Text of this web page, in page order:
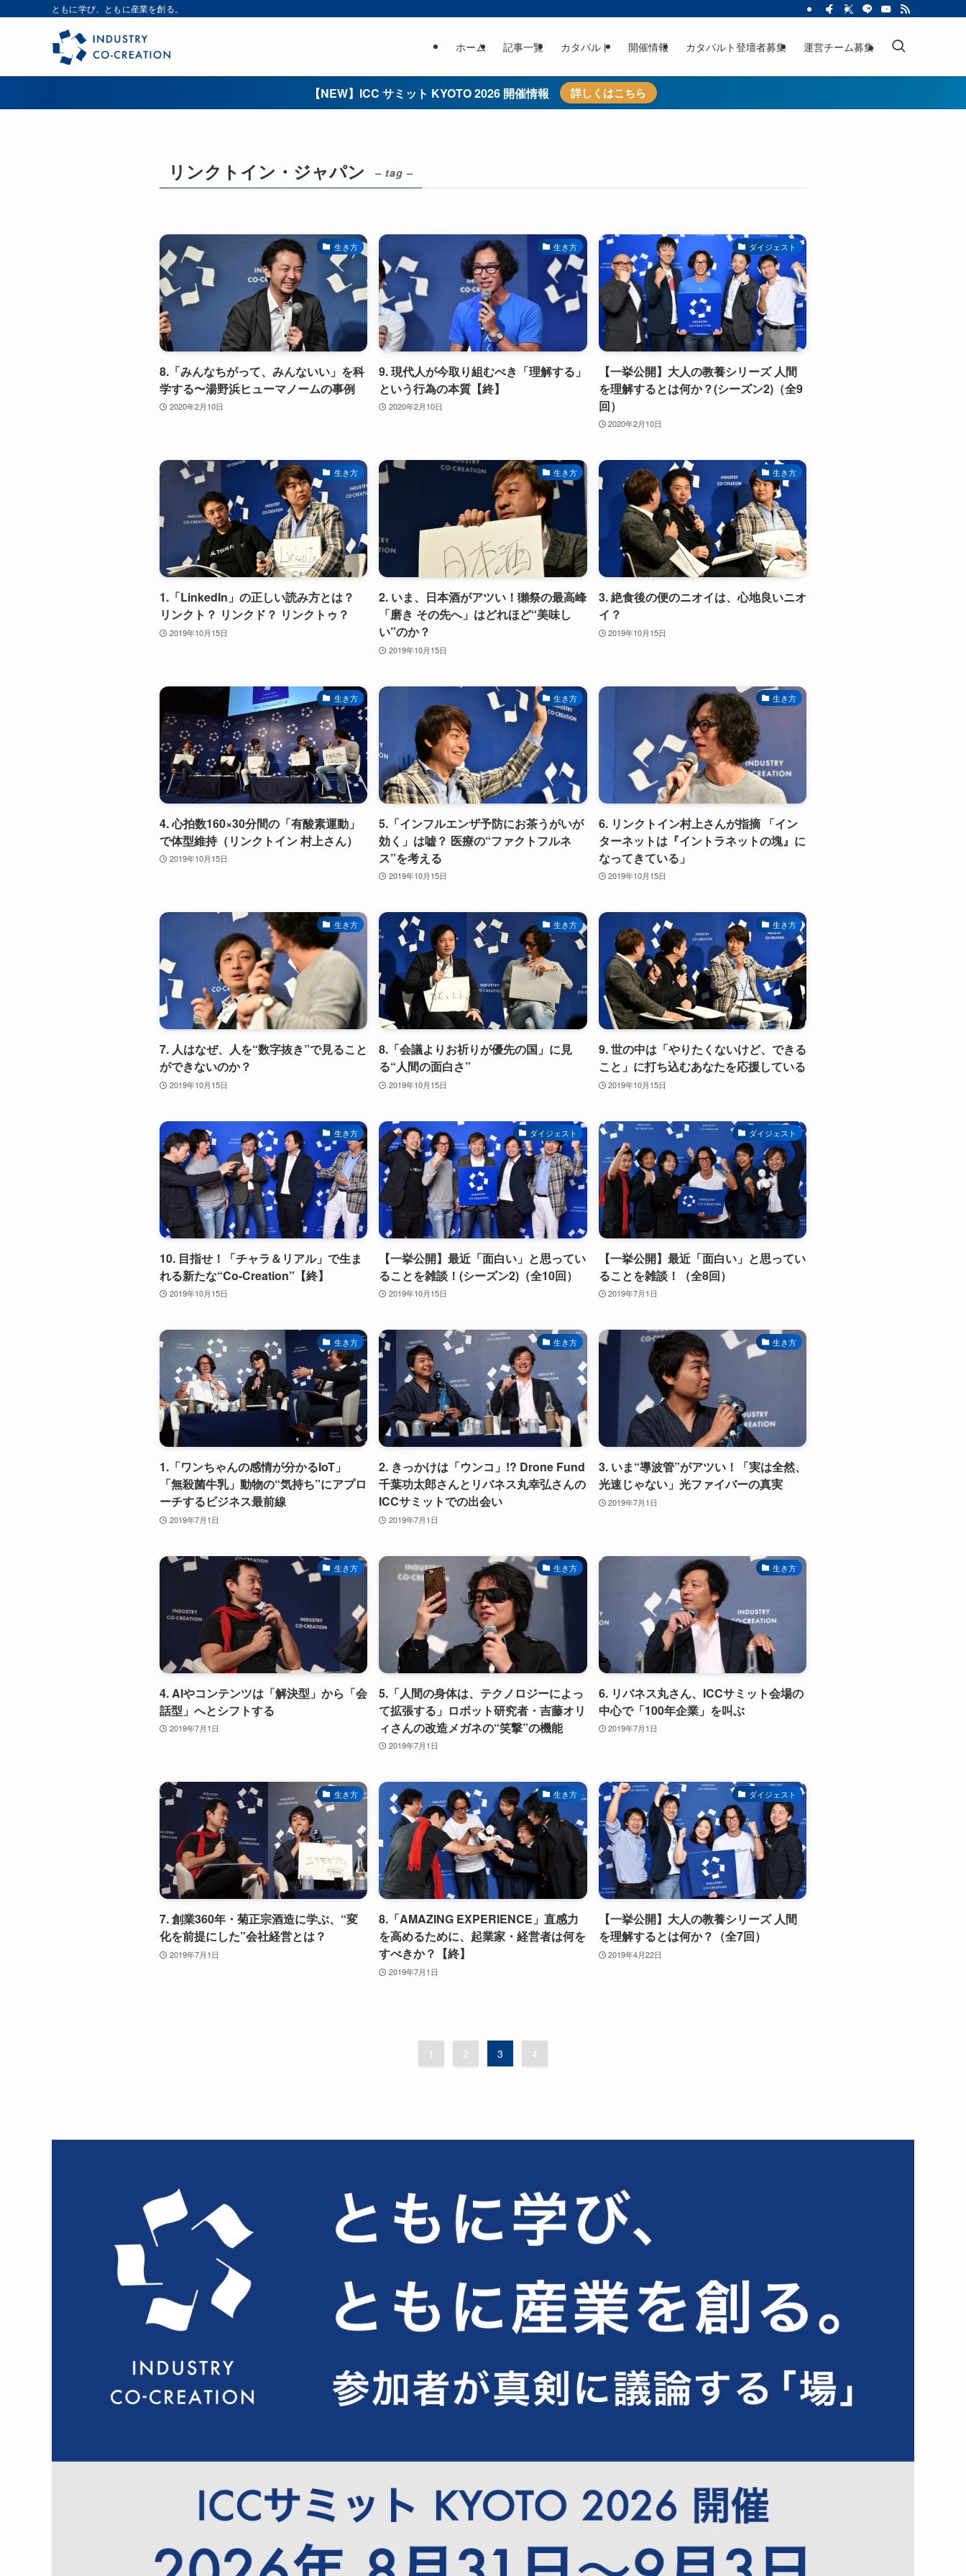
ともに学び、ともに産業を創る。
ホーム 記事一覧 カタパルト 開催情報 カタパルト登壇者募集 運営チーム募集
【NEW】ICC サミット KYOTO 2026 開催情報 詳しくはこちら
リンクトイン・ジャパン – tag –
生き方
8.「みんなちがって、みんないい」を科
学する〜湯野浜ヒューマノームの事例
2020年2月10日
生き方
9. 現代人が今取り組むべき「理解する」
という行為の本質【終】
2020年2月10日
ダイジェスト
【一挙公開】大人の教養シリーズ 人間
を理解するとは何か？(シーズン2)（全9
回）
2020年2月10日
生き方
1.「LinkedIn」の正しい読み方とは？
リンクト？ リンクド？ リンクトゥ？
2019年10月15日
生き方
2. いま、日本酒がアツい！獺祭の最高峰
「磨き その先へ」はどれほど“美味し
い”のか？
2019年10月15日
生き方
3. 絶食後の便のニオイは、心地良いニオ
イ？
2019年10月15日
生き方
4. 心拍数160×30分間の「有酸素運動」
で体型維持（リンクトイン 村上さん）
2019年10月15日
生き方
5.「インフルエンザ予防にお茶うがいが
効く」は嘘？ 医療の“ファクトフルネ
ス”を考える
2019年10月15日
生き方
6. リンクトイン村上さんが指摘 「イン
ターネットは『イントラネットの塊』に
なってきている」
2019年10月15日
生き方
7. 人はなぜ、人を“数字抜き”で見ること
ができないのか？
2019年10月15日
生き方
8.「会議よりお祈りが優先の国」に見
る“人間の面白さ”
2019年10月15日
生き方
9. 世の中は「やりたくないけど、できる
こと」に打ち込むあなたを応援している
2019年10月15日
生き方
10. 目指せ！「チャラ＆リアル」で生ま
れる新たな“Co-Creation”【終】
2019年10月15日
ダイジェスト
【一挙公開】最近「面白い」と思ってい
ることを雑談！(シーズン2)（全10回）
2019年10月15日
ダイジェスト
【一挙公開】最近「面白い」と思ってい
ることを雑談！（全8回）
2019年7月1日
生き方
1.「ワンちゃんの感情が分かるIoT」
「無殺菌牛乳」動物の“気持ち”にアプロ
ーチするビジネス最前線
2019年7月1日
生き方
2. きっかけは「ウンコ」!? Drone Fund
千葉功太郎さんとリバネス丸幸弘さんの
ICCサミットでの出会い
2019年7月1日
生き方
3. いま“導波管”がアツい！「実は全然、
光速じゃない」光ファイバーの真実
2019年7月1日
生き方
4. AIやコンテンツは「解決型」から「会
話型」へとシフトする
2019年7月1日
生き方
5.「人間の身体は、テクノロジーによっ
て拡張する」ロボット研究者・吉藤オリ
ィさんの改造メガネの“笑撃”の機能
2019年7月1日
生き方
6. リバネス丸さん、ICCサミット会場の
中心で「100年企業」を叫ぶ
2019年7月1日
生き方
7. 創業360年・菊正宗酒造に学ぶ、“変
化を前提にした”会社経営とは？
2019年7月1日
生き方
8.「AMAZING EXPERIENCE」直感力
を高めるために、起業家・経営者は何を
すべきか？【終】
2019年7月1日
ダイジェスト
【一挙公開】大人の教養シリーズ 人間
を理解するとは何か？（全7回）
2019年4月22日
1 2 3 4